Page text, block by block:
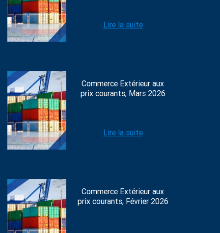
Lire la suite
Commerce Extérieur aux
prix courants, Mars 2026
Lire la suite
Commerce Extérieur aux
prix courants, Février 2026